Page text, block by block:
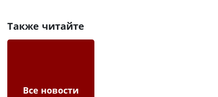
Также читайте
Все новости